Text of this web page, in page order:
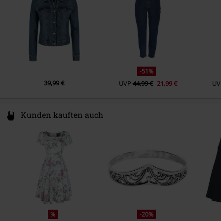
39,99 €
-51%
UVP 44,99 € 21,99 €
Kunden kauften auch
% -20%